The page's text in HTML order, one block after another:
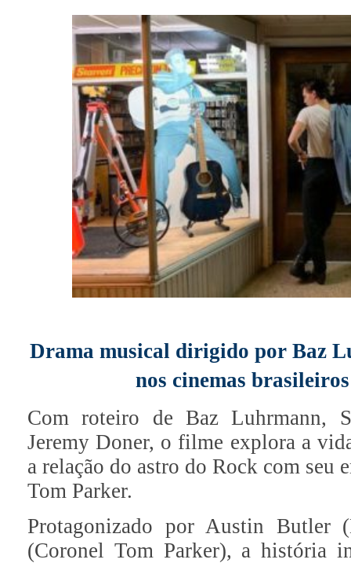
Drama musical dirigido por Baz
nos cinemas
Com roteiro de Baz Luhrmann,
Jeremy Doner, o filme explora a
a relação do astro do Rock com seu
Tom Parker.
Protagonizado por Austin Butler
(Coronel Tom Parker), a história